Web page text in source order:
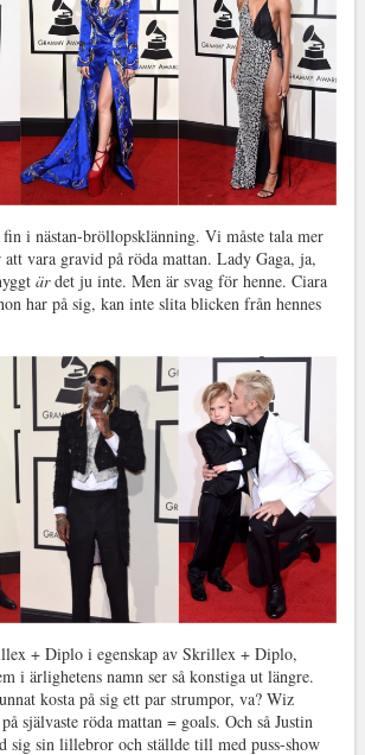
i nästan-bröllopsklänning. Vi måste tala mer
vara gravid på röda mattan. Lady Gaga, ja,
ärdet ju inte. Men är svag för henne. Ciara
har på sig, kan inte slita blicken från hennes
+ Diplo i egenskap av Skrillex + Diplo,
i ärlighetens namn ser så konstiga ut längre.
kosta på sig ett par strumpor, va? Wiz
självaste röda mattan = goals. Och så Justin
sig sin lillebror och ställde till med puss-show